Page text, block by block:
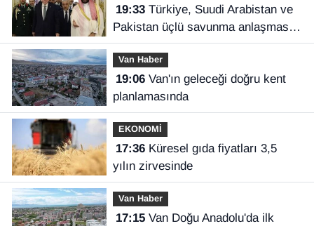
19:33Türkiye, Suudi Arabistan ve
Pakistan üçlü savunma anlaşması
imzaladı
Van Haber
19:06Van'ın geleceği doğru kent
planlamasında
EKONOMİ
17:36Küresel gıda fiyatları 3,5
yılın zirvesinde
Van Haber
17:15Van Doğu Anadolu'da ilk